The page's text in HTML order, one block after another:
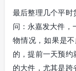
最后整理几个平时
问：永嘉发大件，
物情况，如果是
的，提前一天预
的大件，尤其是